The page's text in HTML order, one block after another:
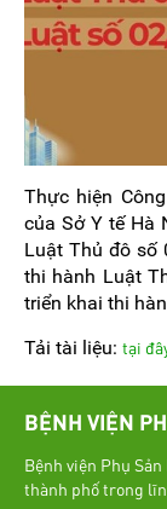
Thực hiện
của Sở Y tế Hà
Luật Thủ đô số
thi hành Luật
triển khai thi
Tải tài liệu: tại
BỆNH VIỆN
Bệnh viện Phụ
thành phố trong